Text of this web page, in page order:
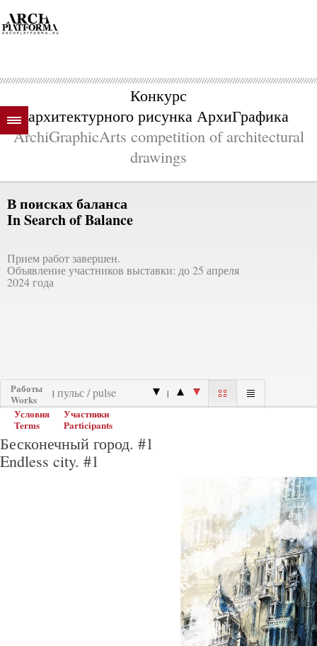
Конкурс
архитектурного рисунка АрхиГрафика
ArchiGraphicArts competition of architectural
drawings
В поисках баланса
In Search of Balance
Прием работ завершен.
Объявление участников выставки: до 25 апреля
2024 года
Работы
Works
| |
Условия
Terms
Участники
Participants
Бесконечный город. #1
Endless city. #1